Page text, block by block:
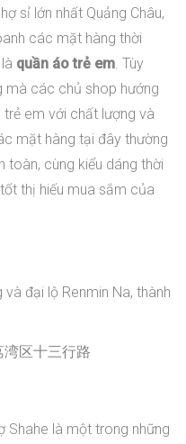
sỉ lớn nhất Quảng Châu,
các mặt hàng thời
quần áo trẻ em . Tùy
mà các chủ shop hướng
em với chất lượng và
mặt hàng tại đây thường
toàn, cùng kiểu dáng thời
thị hiếu mua sắm của
đại lộ Renmin Na, thành
区十三行路
Shahe là một trong những